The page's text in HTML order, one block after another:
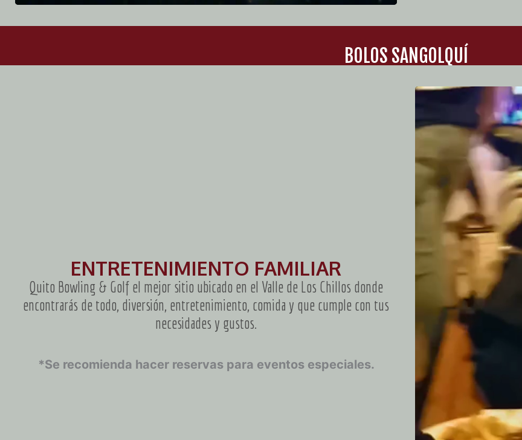
BOLOS SANGOLQUÍ
ENTRETENIMIENTO FAMILIAR
Quito Bowling & Golf el mejor sitio ubicado en el Valle de Los Chillos donde
encontrarás de todo, diversión, entretenimiento, comida y que cumple con tus
necesidades y gustos.
*Se recomienda hacer reservas para eventos especiales.